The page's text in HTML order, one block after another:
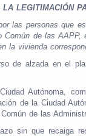
LEGITIMACIÓN
las personas que
de las
vivienda
de alzada en el
Autónoma,
de la Ciudad
de las
sin que recaiga